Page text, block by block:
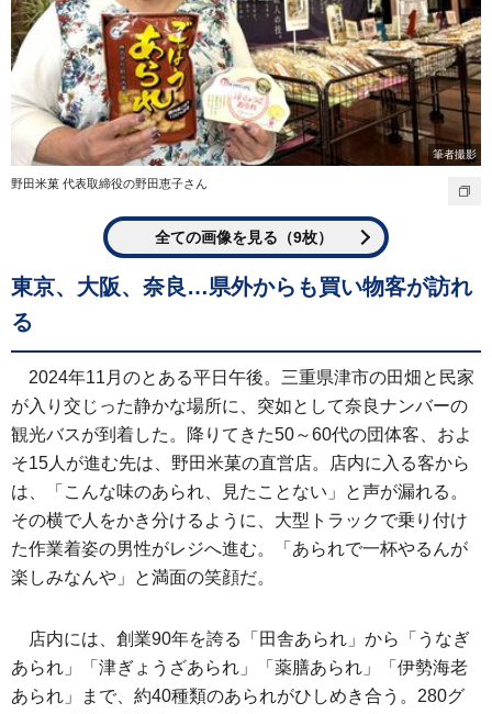
筆者撮影
野田米菓 代表取締役の野田恵子さん
全ての画像を見る（9枚）
東京、大阪、奈良…県外からも買い物客が訪れ
る
2024年11月のとある平日午後。三重県津市の田畑と民家
が入り交じった静かな場所に、突如として奈良ナンバーの
観光バスが到着した。降りてきた50～60代の団体客、およ
そ15人が進む先は、野田米菓の直営店。店内に入る客から
は、「こんな味のあられ、見たことない」と声が漏れる。
その横で人をかき分けるように、大型トラックで乗り付け
た作業着姿の男性がレジへ進む。「あられで一杯やるんが
楽しみなんや」と満面の笑顔だ。
店内には、創業90年を誇る「田舎あられ」から「うなぎ
あられ」「津ぎょうざあられ」「薬膳あられ」「伊勢海老
あられ」まで、約40種類のあられがひしめき合う。280グ